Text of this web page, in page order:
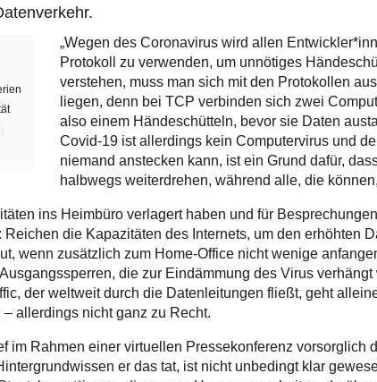
„Wegen des Coronavirus wird allen
Protokoll zu verwenden, um unnötiges
verstehen, muss man sich mit den Protokollen
liegen, denn bei TCP verbinden sich zwei
also einem Händeschütteln, bevor sie Daten
Covid-19 ist allerdings kein Computervirus und
niemand anstecken kann, ist ein Grund dafür,
halbwegs weiterdrehen, während alle, die
ins Heimbüro verlagert haben und für
die Kapazitäten des Internets, um den erhöhten
wenn zusätzlich zum Home-Office nicht wenige
die zur Eindämmung des Virus
der weltweit durch die Datenleitungen fließt, geht
allerdings nicht ganz zu Recht.
Rahmen einer virtuellen Pressekonferenz vorsorglich
er das tat, ist nicht unbedingt klar